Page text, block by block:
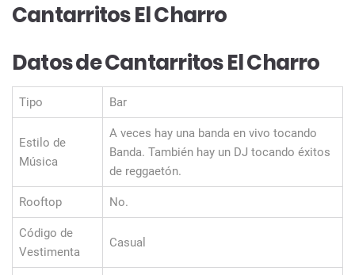
Cantarritos El Charro
Datos de Cantarritos El Charro
Tipo Bar
Estilo de
Música
A veces hay una banda en vivo tocando
Banda. También hay un DJ tocando éxitos
de reggaetón.
Rooftop No.
Código de
Vestimenta
Casual